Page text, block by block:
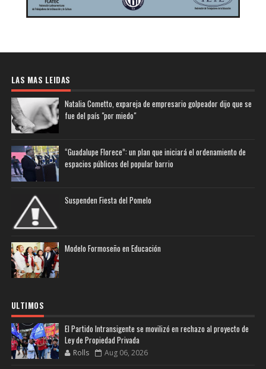
LAS MAS LEIDAS
Natalia Cometto, expareja de empresario golpeador dijo que se
fue del país "por miedo"
“Guadalupe Florece”: un plan que iniciará el ordenamiento de
espacios públicos del popular barrio
Suspenden Fiesta del Pomelo
Modelo Formoseño en Educación
ULTIMOS
El Partido Intransigente se movilizó en rechazo al proyecto de
Ley de Propiedad Privada
Rolls Aug 06, 2026